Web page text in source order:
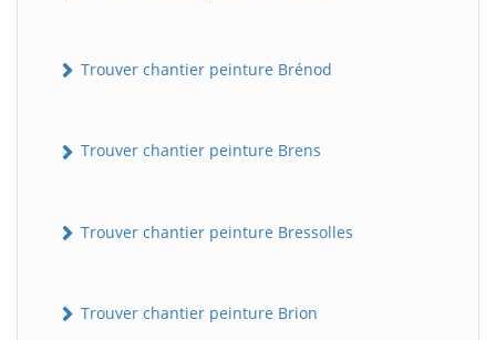
Trouver chantier peinture Brénod
Trouver chantier peinture Brens
Trouver chantier peinture Bressolles
Trouver chantier peinture Brion